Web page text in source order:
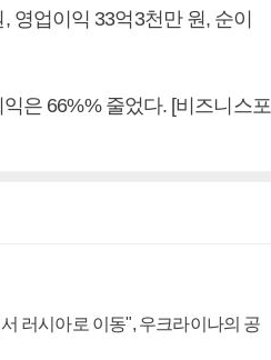
영업이익 33억3천만 원, 순이
은 66%% 줄었다. [비즈니스포
러시아로 이동", 우크라이나의 공